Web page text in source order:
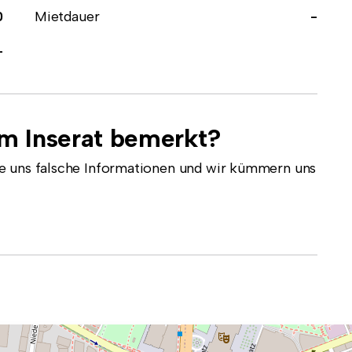
Mietdauer
-
Inserat bemerkt?
uns falsche Informationen und wir kümmern uns